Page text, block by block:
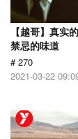
【越哥】真实
禁忌的味道
# 270
2021-03-22